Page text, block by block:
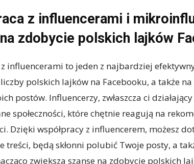
z influencerami i
zdobycie polskich lajków
z influencerami to jeden z najbardziej
polskich lajków na Facebooku, a także
postów. Influencerzy, zwłaszcza ci
społeczności, które chętnie reagują na
Dzięki współpracy z influencerem, możesz
treści, będą skłonni polubić Twoje posty, a
zwiększa szanse na zdobycie polskich